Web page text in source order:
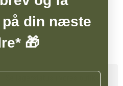
aminosyrer, ølgær, MSM, zink,
tang, græskarkerner og
understøtter både hovens
samt optagelsen af de
for en stærk og sund hov.
på din næste
🎁